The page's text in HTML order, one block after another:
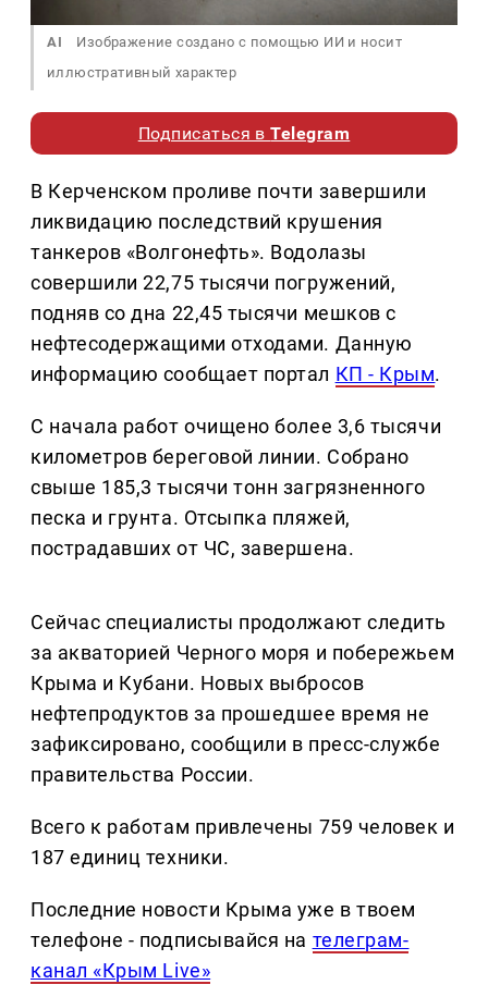
AI
Изображение создано с помощью ИИ и носит
иллюстративный характер
Подписаться вTelegram
В Керченском проливе почти завершили
ликвидацию последствий крушения
танкеров «Волгонефть». Водолазы
совершили 22,75 тысячи погружений,
подняв со дна 22,45 тысячи мешков с
нефтесодержащими отходами. Данную
информацию сообщает портал КП - Крым.
С начала работ очищено более 3,6 тысячи
километров береговой линии. Собрано
свыше 185,3 тысячи тонн загрязненного
песка и грунта. Отсыпка пляжей,
пострадавших от ЧС, завершена.
Сейчас специалисты продолжают следить
за акваторией Черного моря и побережьем
Крыма и Кубани. Новых выбросов
нефтепродуктов за прошедшее время не
зафиксировано, сообщили в пресс-службе
правительства России.
Всего к работам привлечены 759 человек и
187 единиц техники.
Последние новости Крыма уже в твоем
телефоне - подписывайся на телеграм-
канал «Крым Live»